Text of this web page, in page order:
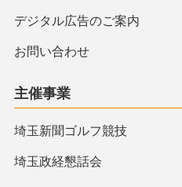
デジタル広告のご案内
お問い合わせ
主催事業
埼玉新聞ゴルフ競技
埼玉政経懇話会